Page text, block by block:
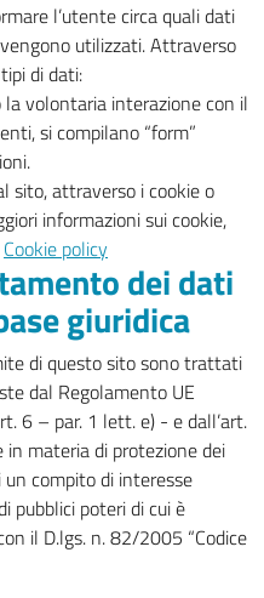
l’utente circa quali dati
utilizzati. Attraverso
di dati:
volontaria interazione con il
si compilano “form”
sito, attraverso i cookie o
informazioni sui cookie,
Cookie policy
dei dati
giuridica
di questo sito sono trattati
dal Regolamento UE
6 – par. 1 lett. e) - e dall’art.
materia di protezione dei
un compito di interesse
pubblici poteri di cui è
il D.lgs. n. 82/2005 “Codice